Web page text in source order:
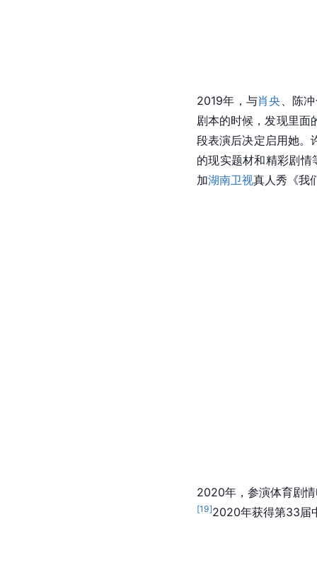
2019年，与肖央 、陈
剧本的时候，发现里面
段表演后决定启用她。
的现实题材和精彩剧
加湖南卫视真人秀《我
2020年，参演体育剧
[19]2020年获得第33届